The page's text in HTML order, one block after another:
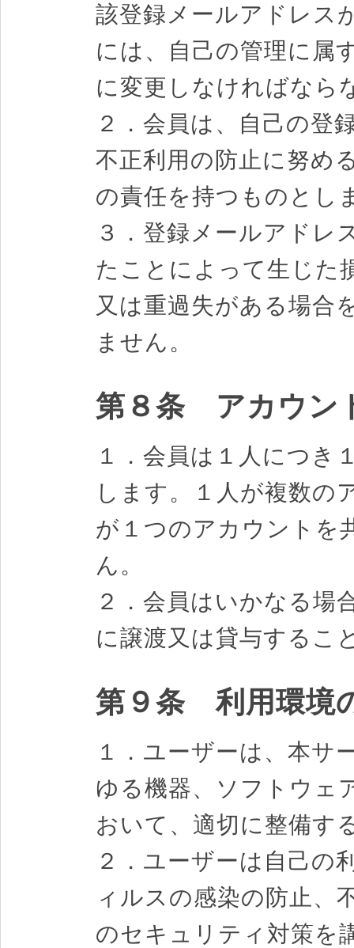
該登録メールアドレス
には、自己の管理に属
に変更しなければなら
２．会員は、自己の登
不正利用の防止に努め
の責任を持つものとし
３．登録メールアドレ
たことによって生じた
又は重過失がある場合
ません。
第８条 アカウン
１．会員は１人につき
します。１人が複数の
が１つのアカウントを
ん。
２．会員はいかなる場
に譲渡又は貸与するこ
第９条 利用環境
１．ユーザーは、本サ
ゆる機器、ソフトウェ
おいて、適切に整備す
２．ユーザーは自己の
ィルスの感染の防止、
のセキュリティ対策を